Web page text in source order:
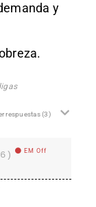
y
respuestas(3)
EM Off